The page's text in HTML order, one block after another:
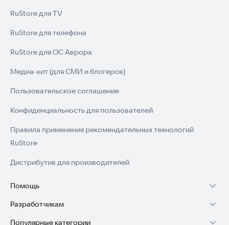
RuStore для TV
RuStore для телефона
RuStore для ОС Аврора
Медиа-кит (для СМИ и блогеров)
Пользовательское соглашение
Конфиденциальность для пользователей
Правила применения рекомендательных технологий
RuStore
Дистрибутив для производителей
Помощь
Установка RuStore на TV
Разработчикам
Популярные категории